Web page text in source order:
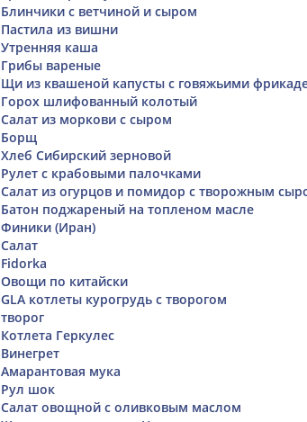
Блинчики с ветчиной и сыром
Пастила из вишни
Утренняя каша
Грибы вареные
Щи из квашеной капусты с говяжьими
Горох шлифованный колотый
Салат из моркови с сыром
Борщ
Хлеб Сибирский зерновой
Рулет с крабовыми палочками
Салат из огурцов и помидор с творожным
Батон поджареный на топленом масле
Финики (Иран)
Салат
Fidorka
Овощи по китайски
GLA котлеты курогрудь с творогом
творог
Котлета Геркулес
Винегрет
Амарантовая мука
Рул шок
Салат овощной с оливковым маслом